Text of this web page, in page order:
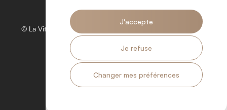
J'accepte
Je refuse
Changer mes préférences
© La Vitrine Horlogère 2026. Tous droits réservés. Créé par
Politique de confidentialité.
Politique de Cookies.
Services
À propos Contact